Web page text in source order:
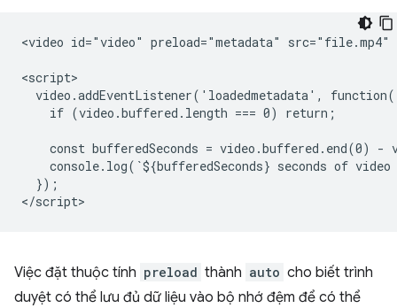
<video id="video" preload="metadata" src="file.mp4"
<script>
video.addEventListener('loadedmetadata',
    if (video.buffered.length === 0) return;
const bufferedSeconds = video.buffered.end(0) -
console.log(`${bufferedSeconds} seconds of
  });
Việc đặt thuộc tính preload thành auto cho biết trình
duyệt có thể lưu đủ dữ liệu vào bộ nhớ đệm để có thể